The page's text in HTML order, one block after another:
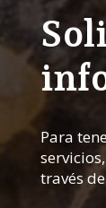
Para
través